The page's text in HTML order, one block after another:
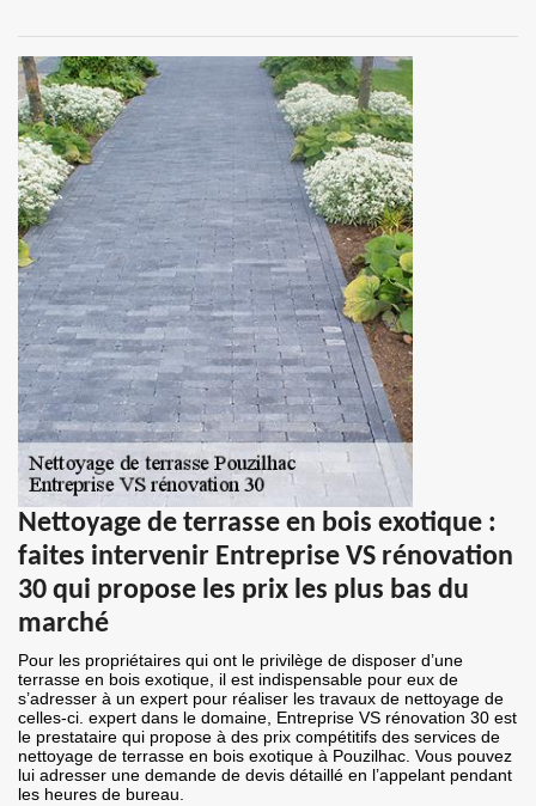
Nettoyage de terrasse en bois exotique :
faites intervenir Entreprise VS rénovation
30 qui propose les prix les plus bas du
marché
Pour les propriétaires qui ont le privilège de disposer d’une
terrasse en bois exotique, il est indispensable pour eux de
s’adresser à un expert pour réaliser les travaux de nettoyage de
celles-ci. expert dans le domaine, Entreprise VS rénovation 30 est
le prestataire qui propose à des prix compétitifs des services de
nettoyage de terrasse en bois exotique à Pouzilhac. Vous pouvez
lui adresser une demande de devis détaillé en l’appelant pendant
les heures de bureau.